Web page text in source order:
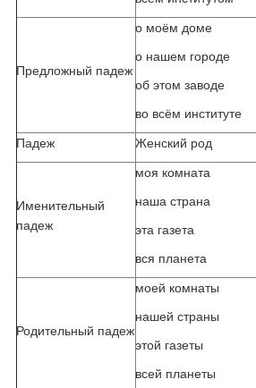
Предложный падеж
о моём доме
о нашем городе
об этом заводе
во всём институте
Падеж Женский род
Именительный
падеж
моя комната
наша страна
эта газета
вся планета
Родительный падеж
моей комнаты
нашей страны
этой газеты
всей планеты